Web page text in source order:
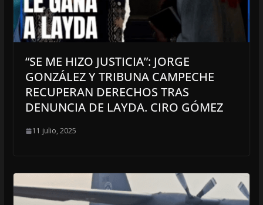
“SE ME HIZO JUSTICIA”: JORGE
GONZÁLEZ Y TRIBUNA CAMPECHE
RECUPERAN DERECHOS TRAS
DENUNCIA DE LAYDA. CIRO GÓMEZ
11 julio, 2025